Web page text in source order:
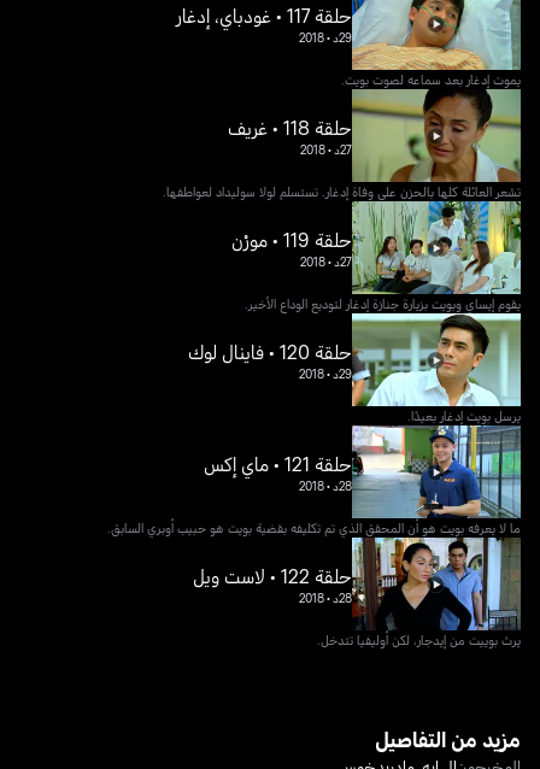
حلقة 117 • غودباي، إدغار
29د •
2018
يموت إدغار بعد سماعه لصوت بويت.
حلقة 118 • غريف
27د •
2018
تشعر العائلة كلها بالحزن على وفاة إدغار. تستسلم لولا سوليداد لعواطفها.
حلقة 119 • مورْن
27د •
2018
يقوم إيساي وبويت بزيارة جنازة إدغار لتوديع الوداع الأخير.
حلقة 120 • فاينال لوك
29د •
2018
يرسل بويت إدغار بعيدًا.
حلقة 121 • ماي إكس
28د •
2018
ما لا يعرفه بويت هو أن المحقق الذي تم تكليفه بقضية بويت هو حبيب أوبري السابق.
حلقة 122 • لاست ويل
28د •
2018
يرث بوييت من إيدجار، لكن أوليفيا تتدخل.
مزيد من التفاصيل